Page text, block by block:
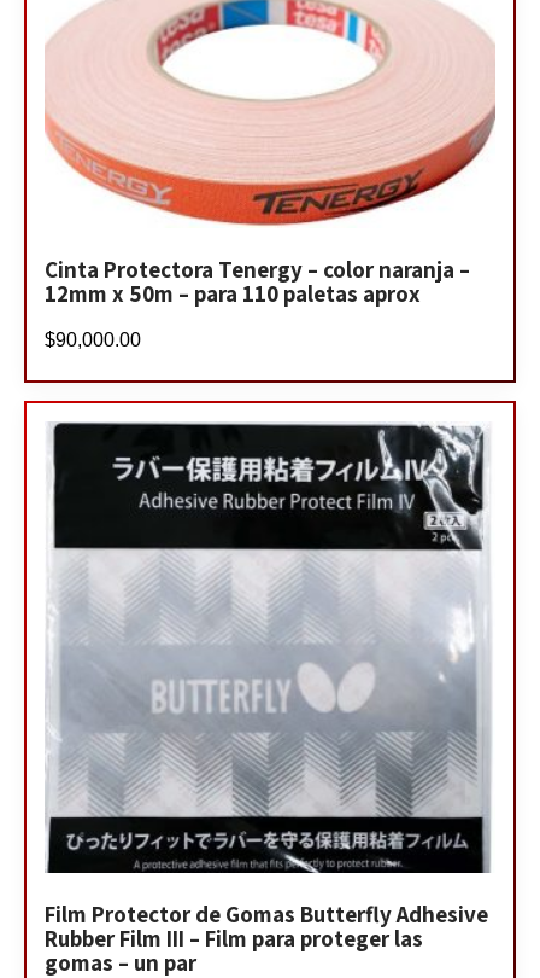
Cinta Protectora Tenergy – color naranja –
12mm x 50m – para 110 paletas aprox
$90,000.00
Film Protector de Gomas Butterfly Adhesive
Rubber Film III – Film para proteger las
gomas – un par